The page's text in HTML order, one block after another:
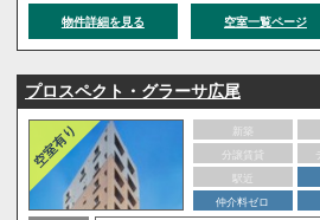
物件詳細を見る 空室一覧ページ
プロスペクト・グラーサ広尾
新築
分譲賃貸
駅近
仲介料ゼロ